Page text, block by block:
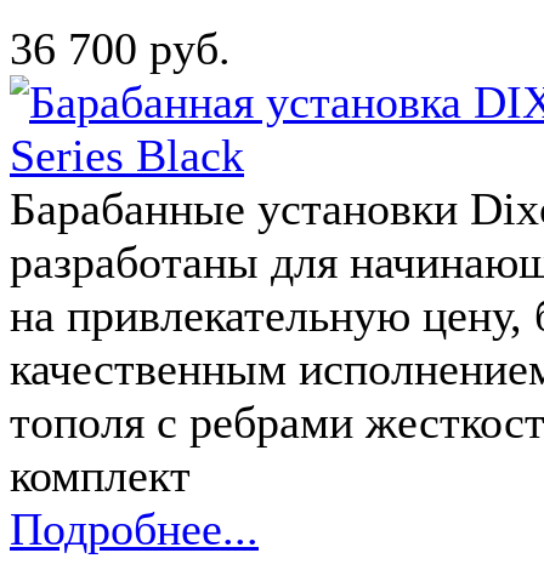
36 700 руб.
Барабанные установки
разработаны для
на привлекательную
качественным
тополя с ребрами
комплект
Подробнее...